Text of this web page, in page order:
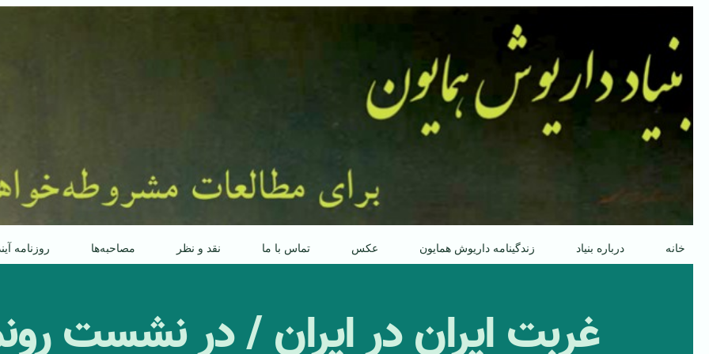
پرش
محتوا
خانه درباره بنیاد زندگینامه داریوش همایون عکس تماس با ما نقد و نظر مصاحبه‌ها روزنامه
غربت ایران در ایران / در نشست